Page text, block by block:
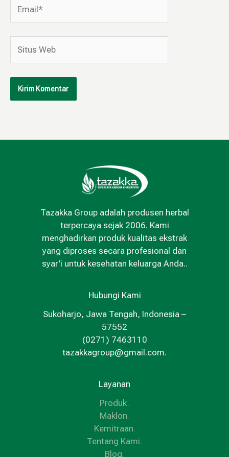
Web
Tazakka Group adalah produsen herbal
terpercaya sejak 2006. Kami
menghadirkan produk kualitas ekstrak
yang diproses secara profesional dan
syar’i untuk kesehatan keluarga Anda..
Hubungi Kami
Sukoharjo, Jawa Tengah, Indonesia –
57552
(0271) 7463110
tazakkagroup@gmail.com.
Layanan
Produk.
Maklon.
Kemitraan.
Tentang Kami.
Blog.